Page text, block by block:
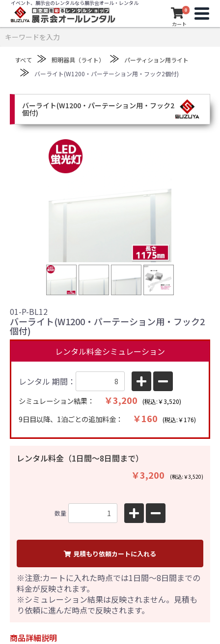
イベント、展示会のレンタルなら展示会オール・レンタル
0
カート
すべて ≫ 照明器具（ライト） ≫ パーティション用ライト
≫ バーライト(W1200・パーテーション用・フック2個付)
バーライト(W1200・パーテーション用・フック2
個付)
01-P-BL12
バーライト(W1200・パーテーション用・フック2
個付)
レンタル料金シミュレーション
レンタル 期間：
シミュレーション結果： ￥3,200 (税込:￥3,520)
9日目以降、1泊ごとの追加料金： ￥160 (税込:￥176)
レンタル料金（1日間〜8日間まで）
￥3,200 (税込:￥3,520)
数量
見積もり依頼カートに入れる
※注意:カートに入れた時点では1日間～8日間までの
料金が反映されます。
※シミュレーション結果は反映されません。見積も
り依頼に進んだ時点で反映されます。
商品詳細説明